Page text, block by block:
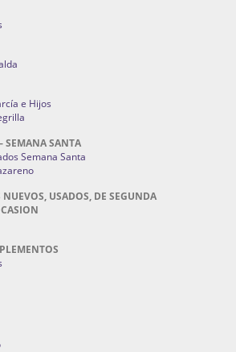
e Hijos
SEMANA SANTA
Semana Santa
USADOS, DE SEGUNDA